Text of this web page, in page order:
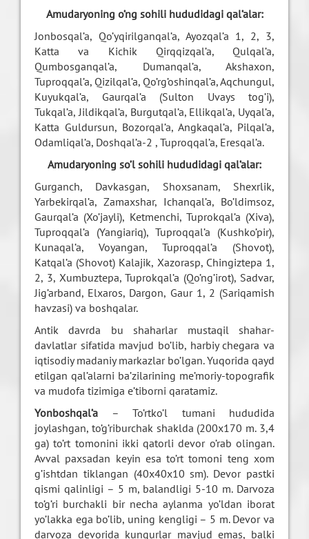
Amudaryoning o’ng sohili hududidagi qal’alar:
Jonbosqal’a, Qo’yqirilganqal’a, Ayozqal’a 1, 2, 3,
Katta va Kichik Qirqqizqal’a, Qulqal’a,
Qumbosganqal’a, Dumanqal’a, Akshaxon,
Tuproqqal’a, Qizilqal’a, Qo’rg’oshinqal’a, Aqchungul,
Kuyukqal’a, Gaurqal’a (Sulton Uvays tog’i),
Tukqal’a, Jildikqal’a, Burgutqal’a, Ellikqal’a, Uyqal’a,
Katta Guldursun, Bozorqal’a, Angkaqal’a, Pilqal’a,
Odamliqal’a, Doshqal’a-2 , Tuproqqal’a, Eresqal’a.
Amudaryoning so’l sohili hududidagi qal’alar:
Gurganch, Davkasgan, Shoxsanam, Shexrlik,
Yarbekirqal’a, Zamaxshar, Ichanqal’a, Bo’ldimsoz,
Gaurqal’a (Xo’jayli), Ketmenchi, Tuprokqal’a (Xiva),
Tuproqqal’a (Yangiariq), Tuproqqal’a (Kushko’pir),
Kunaqal’a, Voyangan, Tuproqqal’a (Shovot),
Katqal’a (Shovot) Kalajik, Xazorasp, Chingiztepa 1,
2, 3, Xumbuztepa, Tuprokqal’a (Qo’ng’irot), Sadvar,
Jig’arband, Elxaros, Dargon, Gaur 1, 2 (Sariqamish
havzasi) va boshqalar.
Antik davrda bu shaharlar mustaqil shahar-
davlatlar sifatida mavjud bo’lib, harbiy chegara va
iqtisodiy madaniy markazlar bo’lgan. Yuqorida qayd
etilgan qal’alarni ba’zilarining me’moriy-topografik
va mudofa tizimiga e’tiborni qaratamiz.
Yonboshqal’a – To’rtko’l tumani hududida
joylashgan, to’g’riburchak shaklda (200x170 m. 3,4
ga) to’rt tomonini ikki qatorli devor o’rab olingan.
Avval paxsadan keyin esa to’rt tomoni teng xom
g’ishtdan tiklangan (40x40x10 sm). Devor pastki
qismi qalinligi – 5 m, balandligi 5-10 m. Darvoza
to’g’ri burchakli bir necha aylanma yo’ldan iborat
yo’lakka ega bo’lib, uning kengligi – 5 m. Devor va
darvoza devorida kungurlar mavjud emas, balki